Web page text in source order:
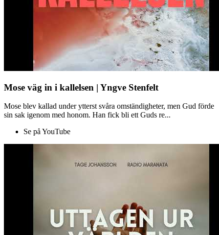
Mose väg in i kallelsen | Yngve Stenfelt
Mose blev kallad under ytterst svåra omständigheter, men Gud förde
sin sak igenom med honom. Han fick bli ett Guds re...
Se på YouTube